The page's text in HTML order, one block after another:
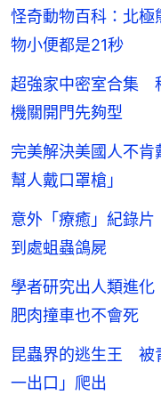
怪奇動物百科：北
物小便都是21秒
超強家中密室合集
機關開門先夠型
完美解決美國人不
幫人戴口罩槍」
意外「療癒」紀錄
到處蛆蟲鴿屍
學者研究出人類進
肥肉撞車也不會死
昆蟲界的逃生王 被
一出口」爬出